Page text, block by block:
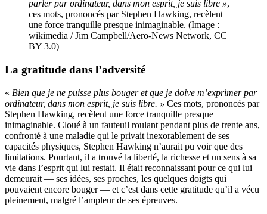
parler par ordinateur, dans mon esprit, je suis libre »,
ces mots, prononcés par Stephen Hawking, recèlent
une force tranquille presque inimaginable. (Image :
wikimedia / Jim Campbell/Aero-News Network, CC
BY 3.0)
La gratitude dans l’adversité
« Bien que je ne puisse plus bouger et que je doive m’exprimer par
ordinateur, dans mon esprit, je suis libre. » Ces mots, prononcés par
Stephen Hawking, recèlent une force tranquille presque
inimaginable. Cloué à un fauteuil roulant pendant plus de trente ans,
confronté à une maladie qui le privait inexorablement de ses
capacités physiques, Stephen Hawking n’aurait pu voir que des
limitations. Pourtant, il a trouvé la liberté, la richesse et un sens à sa
vie dans l’esprit qui lui restait. Il était reconnaissant pour ce qui lui
demeurait — ses idées, ses proches, les quelques doigts qui
pouvaient encore bouger — et c’est dans cette gratitude qu’il a vécu
pleinement, malgré l’ampleur de ses épreuves.